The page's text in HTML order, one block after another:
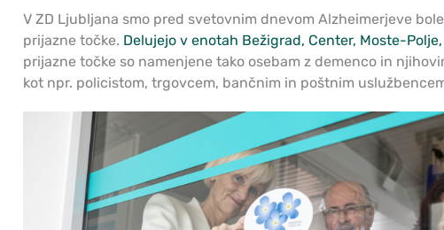
V ZD Ljubljana smo pred svetovnim dnevom Alzheimerjeve
prijazne točke. Delujejo v enotah Bežigrad, Center, Moste-
prijazne točke so namenjene tako osebam z demenco in
kot npr. policistom, trgovcem, bančnim in poštnim